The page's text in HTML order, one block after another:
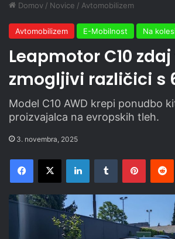
Domov / Novice / Avtomobilizem
Avtomobilizem E-Mobilnost Na
Leapmotor C10
zmogljivi različici s
Model C10 AWD krepi ponudbo
proizvajalca na evropskih tleh.
3. novembra, 2025
Facebook
X LinkedInTumblr Pinterest